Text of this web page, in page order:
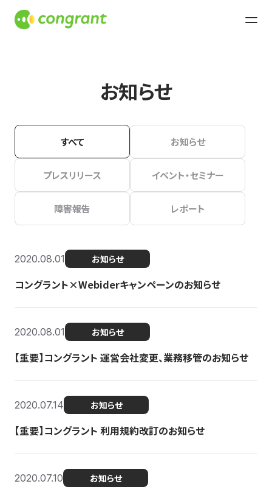
お知らせ
すべて お知らせ
プレスリリース イベント・セミナー
障害報告 レポート
2020.08.01 お知らせ
コングラント×Webiderキャンペーンのお知らせ
2020.08.01 お知らせ
【重要】コングラント 運営会社変更、業務移管のお知らせ
2020.07.14 お知らせ
【重要】コングラント 利用規約改訂のお知らせ
2020.07.10 お知らせ